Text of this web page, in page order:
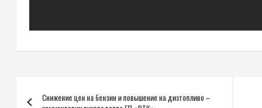
Снижение цен на бензин и повышение на дизтопливо –